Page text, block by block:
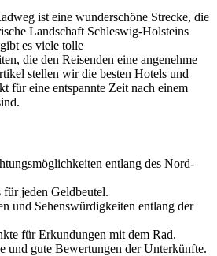
Landschaft Schleswig-Holsteins
es viele tolle
die den Reisenden eine angenehme
stellen wir die besten Hotels und
für eine entspannte Zeit nach einem
entlang des Nord-
jeden Geldbeutel.
und Sehenswürdigkeiten entlang der
für Erkundungen mit dem Rad.
und gute Bewertungen der Unterkünfte.